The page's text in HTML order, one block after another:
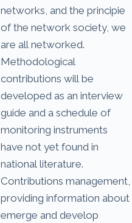
networks, and the principie
of the network society, we
are all networked.
Methodological
contributions will be
developed as an interview
guide and a schedule of
monitoring instruments
have not yet found in
national literature.
Contributions management,
providing information about
emerge and develop